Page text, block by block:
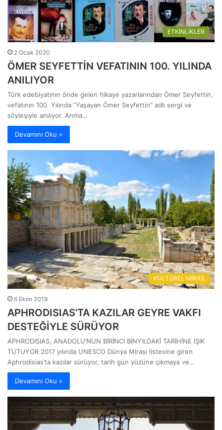
ETKİNLİKLER
2 Ocak 2020
ÖMER SEYFETTİN VEFATININ 100. YILINDA
ANILIYOR
Türk edebiyatının önde gelen hikaye yazarlarından Ömer Seyfettin,
vefatının 100. Yılında “Yaşayan Ömer Seyfettin” adlı sergi ve
söyleşiyle anılıyor. Anma…
Devamını Oku »
KÜLTÜREL MİRAS
6 Ekim 2019
APHRODISIAS’TA KAZILAR GEYRE VAKFI
DESTEĞİYLE SÜRÜYOR
APHRODISIAS, ANADOLU’NUN BİRİNCİ BİNYILDAKİ TARİHİNE IŞIK
TUTUYOR 2017 yılında UNESCO Dünya Mirası listesine giren
Aphrodisias’ta kazılar sürüyor, tarih gün yüzüne çıkmaya ve…
Devamını Oku »